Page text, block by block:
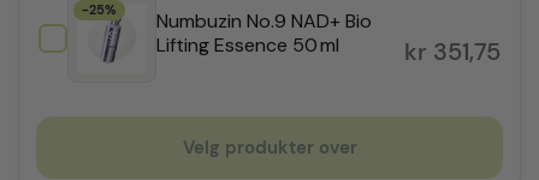
-25%
Numbuzin No.9 NAD+ Bio
Lifting Essence 50 ml
kr 351,75
Velg produkter over